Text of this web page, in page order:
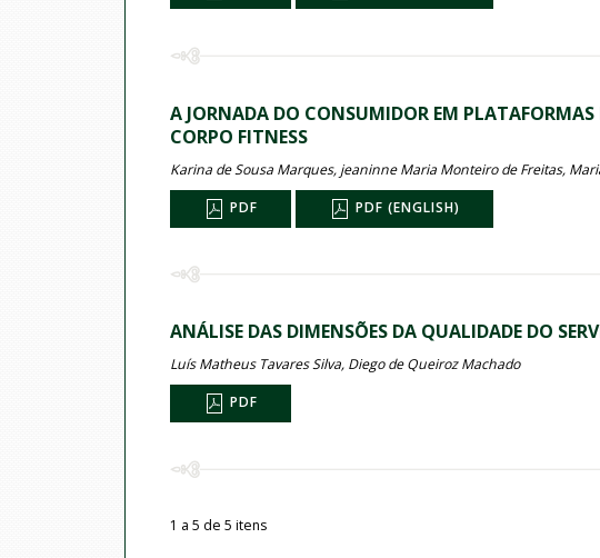
A JORNADA DO CONSUMIDOR EM
CORPO FITNESS
Karina de Sousa Marques, jeaninne Maria Monteiro de Freitas,
PDF PDF (ENGLISH)
ANÁLISE DAS DIMENSÕES DA QUALIDADE DO
Luís Matheus Tavares Silva, Diego de Queiroz Machado
PDF
1 a 5 de 5 itens